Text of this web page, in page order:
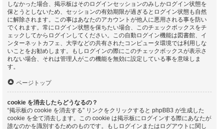
しなかった場合、掲示板はそのログインセッションのみしかログイン状態を
保とうとしないため、セッションの有効期限が過ぎるとログイン状態も自然
に解除されます。この事はあなたのアカウントが他人に悪用される事を防い
でくれます。常にログイン状態を保ちたい場合、このチェックボックスをチ
ェックしてからログインしてください。この自動ログイン機能は図書館、イ
ンターネットカフェ、大学などの共有されたコンピュータ環境では利用しな
いことをお勧めします。もしログインの際にこのチェックボックスが表示さ
れない場合、それは管理人がこの機能を無効に設定している事を意味しま
す。
ページトップ
cookie を消去したらどうなるの？
“掲示板の cookie を消去する” リンクをクリックすると phpBB3 が生成した
cookie を全て消去します。この cookie は掲示板にログインする際にあなたが
誰なのかを識別するためのものです。もしログインまたはログアウトに関し